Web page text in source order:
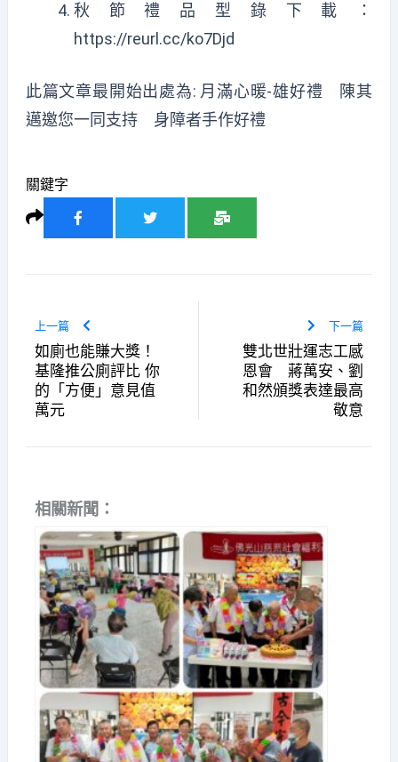
秋節禮品型錄下載：
https://reurl.cc/ko7Djd
此篇文章最開始出處為: 月滿心暖-雄好禮 陳其
邁邀您一同支持 身障者手作好禮
關鍵字
上一篇
如廁也能賺大獎！
基隆推公廁評比 你
的「方便」意見值
萬元
下一篇
雙北世壯運志工感
恩會 蔣萬安、劉
和然頒獎表達最高
敬意
相關新聞：